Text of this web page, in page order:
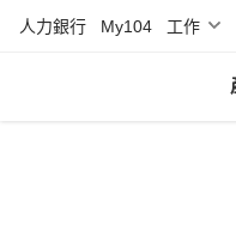
人力銀行 My104 工作